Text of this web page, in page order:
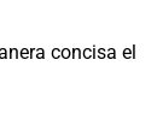
concisa el